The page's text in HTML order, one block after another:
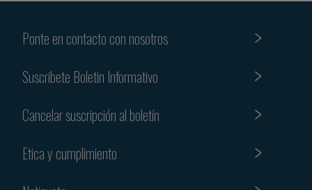
Ponte en contacto con nosotros
Suscribete Boletin Informativo
Cancelar suscripción al boletín
Etica y cumplimiento